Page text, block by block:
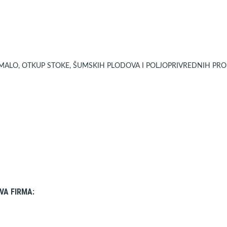
OTKUP STOKE, ŠUMSKIH PLODOVA I POLJOPRIVREDNIH
FIRMA: